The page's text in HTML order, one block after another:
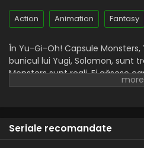
Episodul 3 –
Eps 3 - Reuniți din nou
Yu-Gi-Oh!
Episodul 2 –
Eps 2 - Divide și
Action Animation Fantasy
În Yu-Gi-Oh! Capsule Monsters,
bunicul lui Yugi, Solomon, sunt
Monsters sunt reali. Ei găsesc
pot folosi pentru a chema
Seriale recomandate